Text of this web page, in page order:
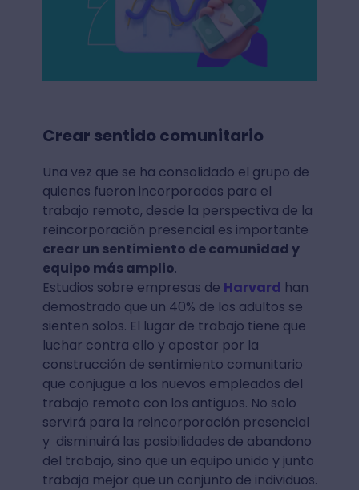
Crear sentido comunitario
Una vez que se ha consolidado el grupo de
quienes fueron incorporados para el
trabajo remoto, desde la perspectiva de la
reincorporación presencial es importante
crear un sentimiento de comunidad y
equipo más amplio.
Estudios sobre empresas de Harvard han
demostrado que un 40% de los adultos se
sienten solos. El lugar de trabajo tiene que
luchar contra ello y apostar por la
construcción de sentimiento comunitario
que conjugue a los nuevos empleados del
trabajo remoto con los antiguos. No solo
servirá para la reincorporación presencial
y disminuirá las posibilidades de abandono
del trabajo, sino que un equipo unido y junto
trabaja mejor que un conjunto de individuos.